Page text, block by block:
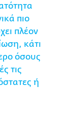
πιο
πλέον
κάτι
όσους
τις
ή